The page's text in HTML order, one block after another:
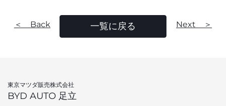
＜ Back 一覧に戻る Next ＞
東京マツダ販売株式会社
BYD AUTO 足立